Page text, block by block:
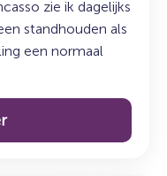
zie ik dagelijks
standhouden als
een normaal